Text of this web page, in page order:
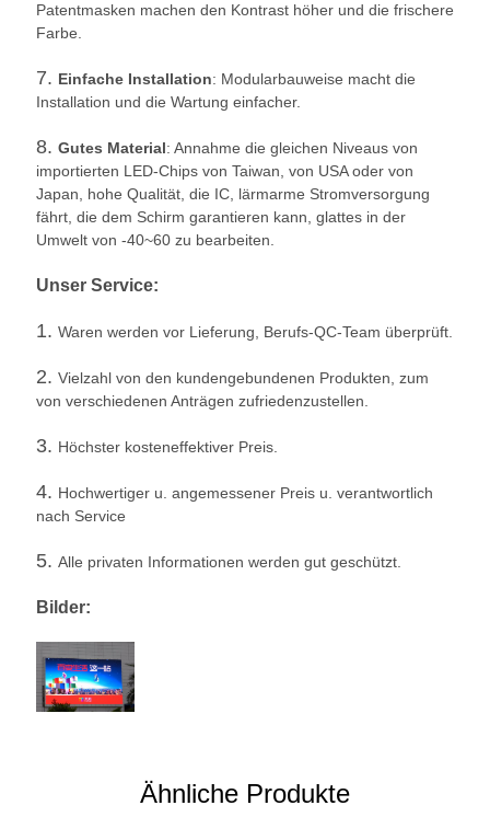
Patentmasken machen den Kontrast höher und die frischere
Farbe.
7. Einfache Installation: Modularbauweise macht die
Installation und die Wartung einfacher.
8. Gutes Material: Annahme die gleichen Niveaus von
importierten LED-Chips von Taiwan, von USA oder von
Japan, hohe Qualität, die IC, lärmarme Stromversorgung
fährt, die dem Schirm garantieren kann, glattes in der
Umwelt von -40~60 zu bearbeiten.
Unser Service:
1. Waren werden vor Lieferung, Berufs-QC-Team überprüft.
2. Vielzahl von den kundengebundenen Produkten, zum
von verschiedenen Anträgen zufriedenzustellen.
3. Höchster kosteneffektiver Preis.
4. Hochwertiger u. angemessener Preis u. verantwortlich
nach Service
5. Alle privaten Informationen werden gut geschützt.
Bilder:
Ähnliche Produkte